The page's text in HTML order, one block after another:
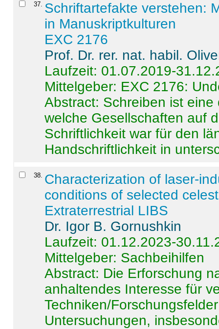
37. Schriftartefakte verstehen:
in Manuskriptkulturen
EXC 2176
Prof. Dr. rer. nat. habil.
Laufzeit: 01.07.2019-
Mittelgeber: EXC 2176:
Abstract: Schreiben ist
welche Gesellschaften auf
Schriftlichkeit war für den
Handschriftlichkeit in
38. Characterization of laser-
conditions of selected
Extraterrestrial LIBS
Dr. Igor B. Gornushkin
Laufzeit: 01.12.2023-
Mittelgeber: Sachbeihilfen
Abstract: Die Erforschung
anhaltendes Interesse für
Techniken/
Untersuchungen,